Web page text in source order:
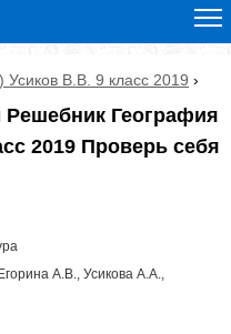
Усиков В.В. 9 класс 2019 ›
География
2019 Проверь себя
А.В., Усикова А.А.,